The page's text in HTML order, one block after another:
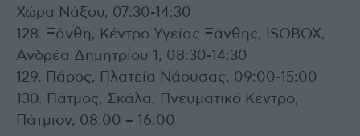
Χώρα Νάξου, 07:30-14:30
128. Ξάνθη, Κέντρο Υγείας Ξάνθης, ISOBOX,
Ανδρέα Δημητρίου 1, 08:30-14:30
129. Πάρος, Πλατεία Νάουσας, 09:00-15:00
130. Πάτμος, Σκάλα, Πνευματικό Κέντρο,
Πάτμιον, 08:00 – 16:00